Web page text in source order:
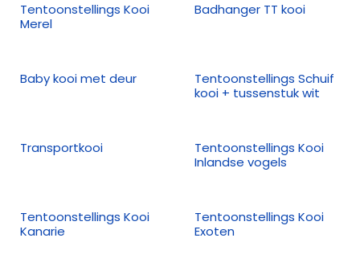
Tentoonstellings Kooi
Merel
Badhanger TT kooi
Baby kooi met deur
Tentoonstellings Schuif
kooi + tussenstuk wit
Transportkooi
Tentoonstellings Kooi
Inlandse vogels
Tentoonstellings Kooi
Kanarie
Tentoonstellings Kooi
Exoten